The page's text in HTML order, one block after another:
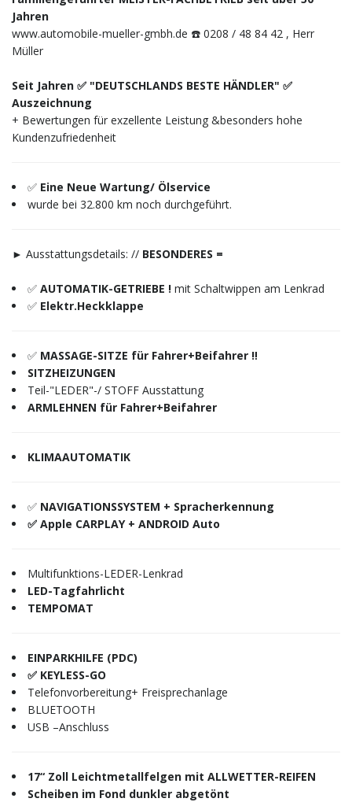
Jahren
www.automobile-mueller-gmbh.de ☎️ 0208 / 48 84 42 , Herr
Müller
Seit Jahren ✅ "DEUTSCHLANDS BESTE HÄNDLER" ✅
Auszeichnung
+ Bewertungen für exzellente Leistung &besonders hohe
Kundenzufriedenheit
✅ Eine Neue Wartung/ Ölservice
wurde bei 32.800 km noch durchgeführt.
► Ausstattungsdetails: // BESONDERES =
✅ AUTOMATIK-GETRIEBE ! mit Schaltwippen am Lenkrad
✅ Elektr.Heckklappe
✅ MASSAGE-SITZE für Fahrer+Beifahrer ‼️
SITZHEIZUNGEN
Teil-"LEDER"-/ STOFF Ausstattung
ARMLEHNEN für Fahrer+Beifahrer
KLIMAAUTOMATIK
✅ NAVIGATIONSSYSTEM + Spracherkennung
✅ Apple CARPLAY + ANDROID Auto
Multifunktions-LEDER-Lenkrad
LED-Tagfahrlicht
TEMPOMAT
EINPARKHILFE (PDC)
✅ KEYLESS-GO
Telefonvorbereitung+ Freisprechanlage
BLUETOOTH
USB –Anschluss
17“ Zoll Leichtmetallfelgen mit ALLWETTER-REIFEN
Scheiben im Fond dunkler abgetönt